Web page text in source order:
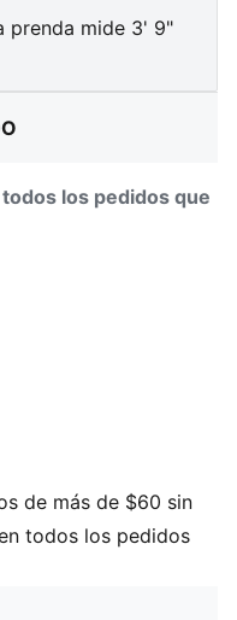
prenda mide 3' 9"
los pedidos que
de más de $60 sin
todos los pedidos